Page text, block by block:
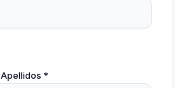
Apellidos *